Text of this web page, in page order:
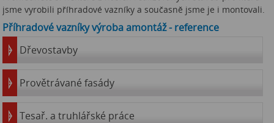
jsme vyrobili příhradové vazníky a současně jsme je i montovali.
Příhradové vazníky výroba amontáž - reference
Dřevostavby
Provětrávané fasády
Tesař. a truhlářské práce